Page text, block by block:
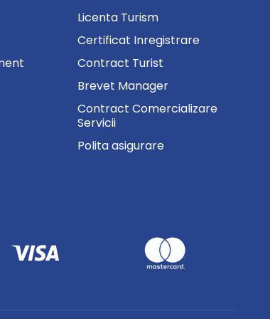
Licenta Turism
Certificat Inregistrare
Contract Turist
Brevet Manager
Contract Comercializare
Servicii
Polita asigurare